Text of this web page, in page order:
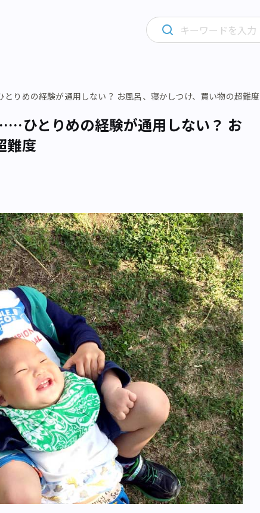
りめの経験が通用しない？ お風呂、寝かしつけ、買い物の超難度
ひとりめの経験が通用しない？ お
難度